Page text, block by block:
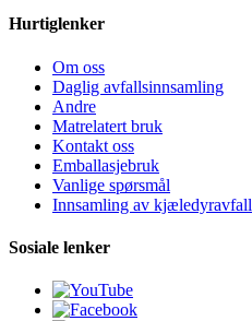
Hurtiglenker
Om oss
Daglig avfallsinnsamling
Andre
Matrelatert bruk
Kontakt oss
Emballasjebruk
Vanlige spørsmål
Innsamling av kjæledyravfall
Sosiale lenker